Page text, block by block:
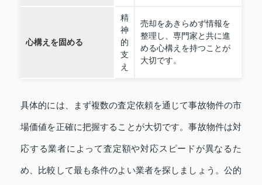
心構えを固める
精
神
的
支
え
売却をあきらめず情報を
整理し、専門家と共に進
める心構えを持つことが
大切です。
具体的には、まず複数の査定依頼を通じて事故物件の市
場価値を正確に把握することが大切です。事故物件は対
応する業者によって査定額や対応スピードが異なるた
め、比較して最も条件のよい業者を探しましょう。公的